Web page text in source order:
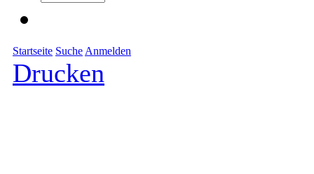
Startseite Suche Anmelden
Drucken